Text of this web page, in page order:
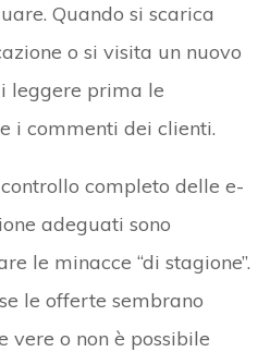
Quando si scarica
o si visita un nuovo
leggere prima le
i commenti dei clienti.
completo delle e-
adeguati sono
le minacce “di stagione”.
le offerte sembrano
vere o non è possibile